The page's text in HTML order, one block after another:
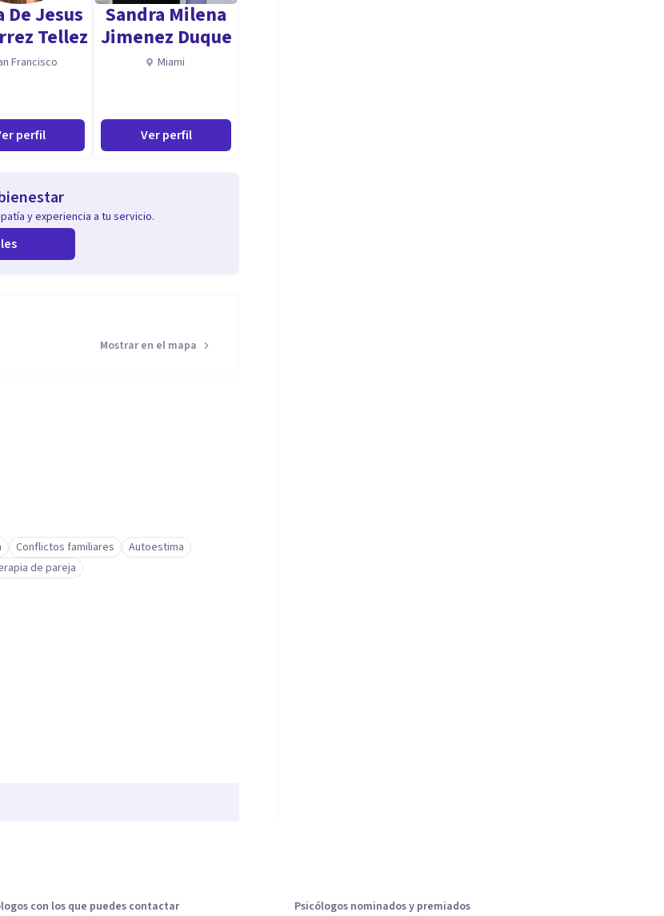
De Jesus
Tellez
Francisco
perfil
Sandra Milena
Jimenez Duque
Miami
Ver perfil
y experiencia a tu servicio.
Mostrar en el mapa
Conflictos familiares
Autoestima
de pareja
con los que puedes contactar Psicólogos nominados y premiados